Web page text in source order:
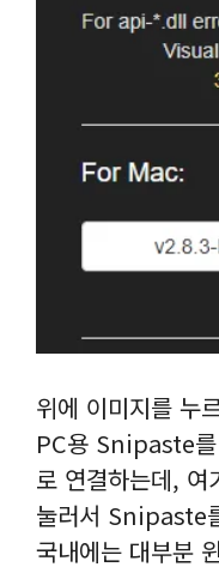
위에 이미지를 누
PC용 Snipaste를
로 연결하는데, 여
눌러서 Snipaste
국내에는 대부분